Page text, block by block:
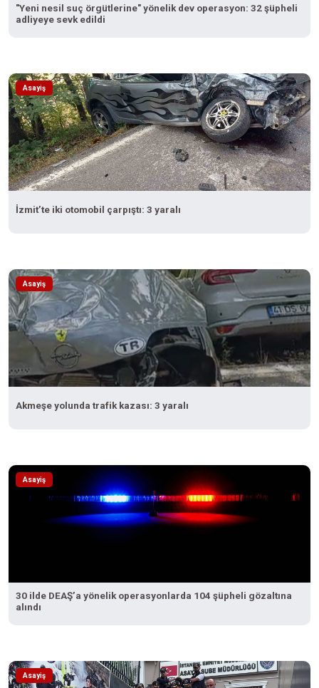
"Yeni nesil suç örgütlerine" yönelik dev operasyon: 32 şüpheli
adliyeye sevk edildi
Asayiş
İzmit’te iki otomobil çarpıştı: 3 yaralı
Asayiş
Akmeşe yolunda trafik kazası: 3 yaralı
Asayiş
30 ilde DEAŞ’a yönelik operasyonlarda 104 şüpheli gözaltına
alındı
Asayiş